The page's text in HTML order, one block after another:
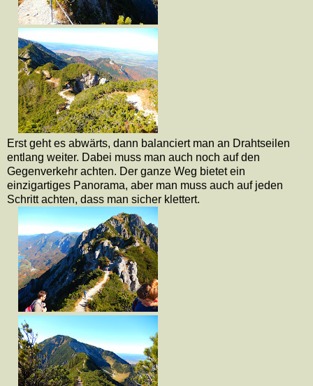
Erst geht es abwärts, dann balanciert man an Drahtseilen
entlang weiter. Dabei muss man auch noch auf den
Gegenverkehr achten. Der ganze Weg bietet ein
einzigartiges Panorama, aber man muss auch auf jeden
Schritt achten, dass man sicher klettert.